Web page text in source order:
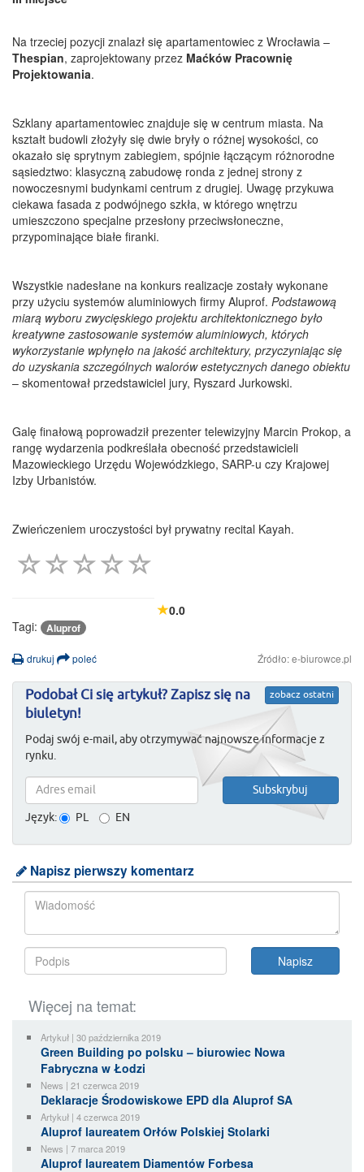
Na trzeciej pozycji znalazł się apartamentowiec z Wrocławia –
Thespian, zaprojektowany przez Maćków Pracownię
Projektowania.
Szklany apartamentowiec znajduje się w centrum miasta. Na
kształt budowli złożyły się dwie bryły o różnej wysokości, co
okazało się sprytnym zabiegiem, spójnie łączącym różnorodne
sąsiedztwo: klasyczną zabudowę ronda z jednej strony z
nowoczesnymi budynkami centrum z drugiej. Uwagę przykuwa
ciekawa fasada z podwójnego szkła, w którego wnętrzu
umieszczono specjalne przesłony przeciwsłoneczne,
przypominające białe firanki.
Wszystkie nadesłane na konkurs realizacje zostały wykonane
przy użyciu systemów aluminiowych firmy Aluprof. Podstawową
miarą wyboru zwycięskiego projektu architektonicznego było
kreatywne zastosowanie systemów aluminiowych, których
wykorzystanie wpłynęło na jakość architektury, przyczyniając się
do uzyskania szczególnych walorów estetycznych danego obiektu
– skomentował przedstawiciel jury, Ryszard Jurkowski.
Galę finałową poprowadził prezenter telewizyjny Marcin Prokop, a
rangę wydarzenia podkreślała obecność przedstawicieli
Mazowieckiego Urzędu Wojewódzkiego, SARP-u czy Krajowej
Izby Urbanistów.
Zwieńczeniem uroczystości był prywatny recital Kayah.
0.0
Tagi:
Aluprof
drukuj poleć Źródło: e-biurowce.pl
zobacz ostatni
Podobał Ci się artykuł? Zapisz się na
biuletyn!
Podaj swój e-mail, aby otrzymywać najnowsze informacje z
rynku.
Język: PL EN
Napisz pierwszy komentarz
Więcej na temat:
Artykuł | 30 października 2019
Green Building po polsku – biurowiec Nowa
Fabryczna w Łodzi
News | 21 czerwca 2019
Deklaracje Środowiskowe EPD dla Aluprof SA
Artykuł | 4 czerwca 2019
Aluprof laureatem Orłów Polskiej Stolarki
News | 7 marca 2019
Aluprof laureatem Diamentów Forbesa